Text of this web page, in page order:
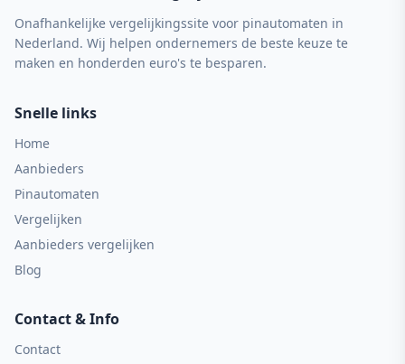
Onafhankelijke vergelijkingssite voor pinautomaten in
Nederland. Wij helpen ondernemers de beste keuze te
maken en honderden euro's te besparen.
Snelle links
Home
Aanbieders
Pinautomaten
Vergelijken
Aanbieders vergelijken
Blog
Contact & Info
Contact